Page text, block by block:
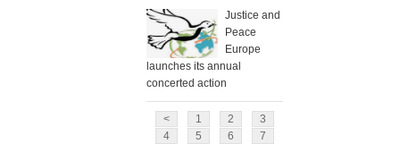
Justice and
Peace
Europe
launches its annual
concerted action
< 1 2
3
4
5 6
7